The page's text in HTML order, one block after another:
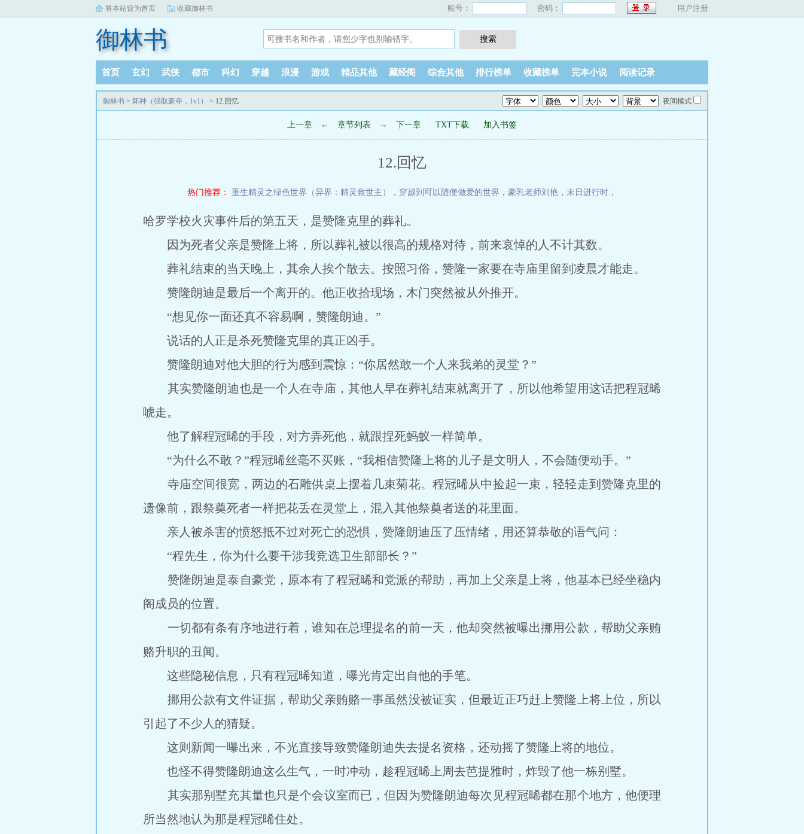
将本站设为首页 收藏御林书 账号： 密码： 用户注册
御林书
首页 玄幻 武侠 都市 科幻 穿越 浪漫 游戏 精品其他 藏经阁 综合其他 排行榜单 收藏榜单 完本小说 阅读记录
御林书 > 坏种（强取豪夺，1v1） > 12.回忆 夜间模式
上一章 ← 章节列表 → 下一章 TXT下载 加入书签
12.回忆
热门推荐： 重生精灵之绿色世界（异界：精灵救世主） ， 穿越到可以随便做爱的世界 ， 豪乳老师刘艳 ， 末日进行时 ，
哈罗学校火灾事件后的第五天，是赞隆克里的葬礼。
因为死者父亲是赞隆上将，所以葬礼被以很高的规格对待，前来哀悼的人不计其数。
葬礼结束的当天晚上，其余人挨个散去。按照习俗，赞隆一家要在寺庙里留到凌晨才能走。
赞隆朗迪是最后一个离开的。他正收拾现场，木门突然被从外推开。
“想见你一面还真不容易啊，赞隆朗迪。”
说话的人正是杀死赞隆克里的真正凶手。
赞隆朗迪对他大胆的行为感到震惊：“你居然敢一个人来我弟的灵堂？”
其实赞隆朗迪也是一个人在寺庙，其他人早在葬礼结束就离开了，所以他希望用这话把程冠晞
唬走。
他了解程冠晞的手段，对方弄死他，就跟捏死蚂蚁一样简单。
“为什么不敢？”程冠晞丝毫不买账，“我相信赞隆上将的儿子是文明人，不会随便动手。”
寺庙空间很宽，两边的石雕供桌上摆着几束菊花。程冠晞从中捡起一束，轻轻走到赞隆克里的
遗像前，跟祭奠死者一样把花丢在灵堂上，混入其他祭奠者送的花里面。
亲人被杀害的愤怒抵不过对死亡的恐惧，赞隆朗迪压了压情绪，用还算恭敬的语气问：
“程先生，你为什么要干涉我竞选卫生部部长？”
赞隆朗迪是泰自豪党，原本有了程冠晞和党派的帮助，再加上父亲是上将，他基本已经坐稳内
阁成员的位置。
一切都有条有序地进行着，谁知在总理提名的前一天，他却突然被曝出挪用公款，帮助父亲贿
赂升职的丑闻。
这些隐秘信息，只有程冠晞知道，曝光肯定出自他的手笔。
挪用公款有文件证据，帮助父亲贿赂一事虽然没被证实，但最近正巧赶上赞隆上将上位，所以
引起了不少人的猜疑。
这则新闻一曝出来，不光直接导致赞隆朗迪失去提名资格，还动摇了赞隆上将的地位。
也怪不得赞隆朗迪这么生气，一时冲动，趁程冠晞上周去芭提雅时，炸毁了他一栋别墅。
其实那别墅充其量也只是个会议室而已，但因为赞隆朗迪每次见程冠晞都在那个地方，他便理
所当然地认为那是程冠晞住处。